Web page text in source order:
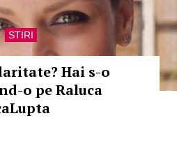
STIRI
Hai s-o
o pe Raluca